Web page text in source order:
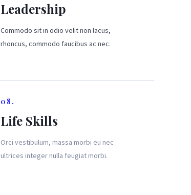
Leadership
Commodo sit in odio velit non lacus,
rhoncus, commodo faucibus ac nec.
08.
Life Skills
Orci vestibulum, massa morbi eu nec
ultrices integer nulla feugiat morbi.